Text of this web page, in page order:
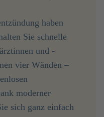
haben
Sie schnelle
und -
vier Wänden –
moderner
sich ganz einfach